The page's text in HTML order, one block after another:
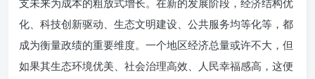
支未来为成本的粗放式增长。在新的发展阶段，经济结构优
化、科技创新驱动、生态文明建设、公共服务均等化等，都
成为衡量政绩的重要维度。一个地区经济总量或许不大，但
如果其生态环境优美、社会治理高效、人民幸福感高，这便